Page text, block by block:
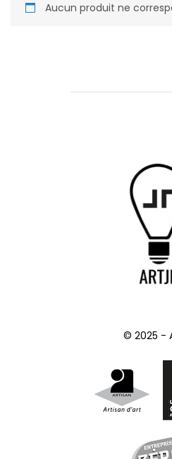
Aucun produit ne
© 2025 -